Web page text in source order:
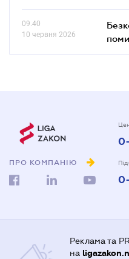
09.40
10 червня 2026
ПРО КОМПАНІЮ
Реклама та PR
на